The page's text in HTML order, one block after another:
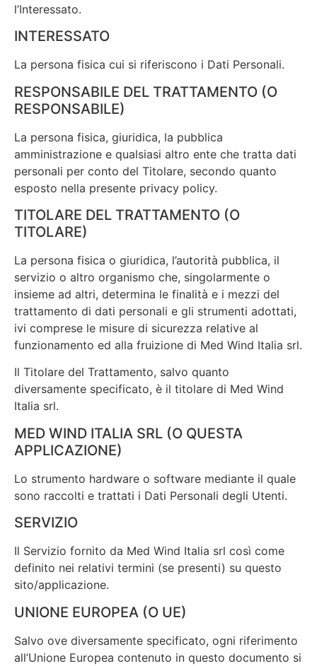
l’Interessato.
INTERESSATO
La persona fisica cui si riferiscono i Dati Personali.
RESPONSABILE DEL TRATTAMENTO (O
RESPONSABILE)
La persona fisica, giuridica, la pubblica
amministrazione e qualsiasi altro ente che tratta dati
personali per conto del Titolare, secondo quanto
esposto nella presente privacy policy.
TITOLARE DEL TRATTAMENTO (O
TITOLARE)
La persona fisica o giuridica, l’autorità pubblica, il
servizio o altro organismo che, singolarmente o
insieme ad altri, determina le finalità e i mezzi del
trattamento di dati personali e gli strumenti adottati,
ivi comprese le misure di sicurezza relative al
funzionamento ed alla fruizione di Med Wind Italia srl.
Il Titolare del Trattamento, salvo quanto
diversamente specificato, è il titolare di Med Wind
Italia srl.
MED WIND ITALIA SRL (O QUESTA
APPLICAZIONE)
Lo strumento hardware o software mediante il quale
sono raccolti e trattati i Dati Personali degli Utenti.
SERVIZIO
Il Servizio fornito da Med Wind Italia srl così come
definito nei relativi termini (se presenti) su questo
sito/applicazione.
UNIONE EUROPEA (O UE)
Salvo ove diversamente specificato, ogni riferimento
all’Unione Europea contenuto in questo documento si